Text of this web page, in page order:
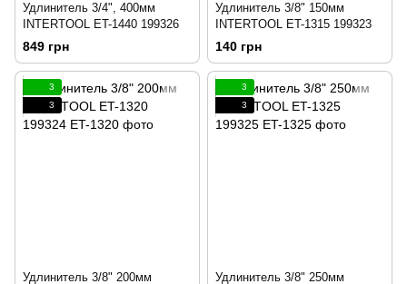
Удлинитель 3/4", 400мм
INTERTOOL ET-1440 199326
849 грн
Удлинитель 3/8" 150мм
INTERTOOL ET-1315 199323
140 грн
3
3
Удлинитель 3/8" 200мм
3
3
Удлинитель 3/8" 250мм